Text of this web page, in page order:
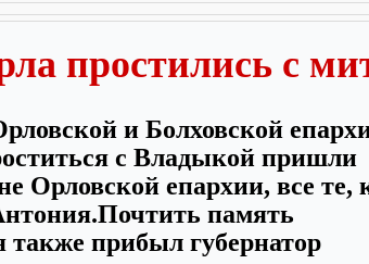
простились с
и Болховской
с Владыкой пришли
Орловской епархии, все те,
память
прибыл губернатор